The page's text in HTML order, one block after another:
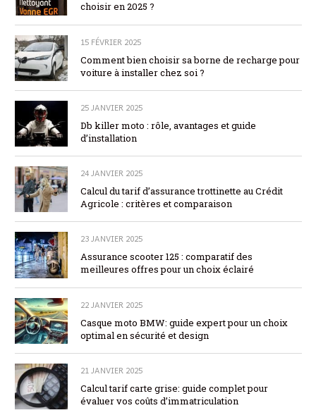
choisir en 2025 ?
15 FÉVRIER 2025
Comment bien choisir sa borne de recharge pour
voiture à installer chez soi ?
25 JANVIER 2025
Db killer moto : rôle, avantages et guide
d’installation
24 JANVIER 2025
Calcul du tarif d’assurance trottinette au Crédit
Agricole : critères et comparaison
23 JANVIER 2025
Assurance scooter 125 : comparatif des
meilleures offres pour un choix éclairé
22 JANVIER 2025
Casque moto BMW: guide expert pour un choix
optimal en sécurité et design
21 JANVIER 2025
Calcul tarif carte grise: guide complet pour
évaluer vos coûts d’immatriculation